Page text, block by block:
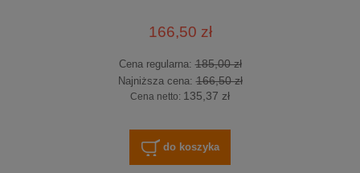
166,50 zł
Cena regularna:185,00 zł
Najniższa cena:166,50 zł
Cena netto: 135,37 zł
do koszyka